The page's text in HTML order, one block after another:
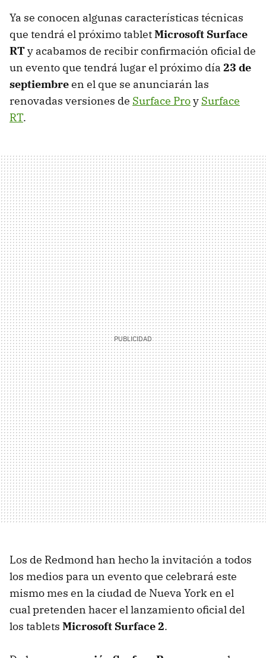
Ya se conocen algunas características técnicas
que tendrá el próximo tabletMicrosoft Surface
RTy acabamos de recibir confirmación oficial de
un evento que tendrá lugar el próximo día 23 de
septiembreen el que se anunciarán las
renovadas versiones de Surface Proy Surface
RT.
Los de Redmond han hecho la invitación a todos
los medios para un evento que celebrará este
mismo mes en la ciudad de Nueva York en el
cual pretenden hacer el lanzamiento oficial del
los tablets Microsoft Surface 2.